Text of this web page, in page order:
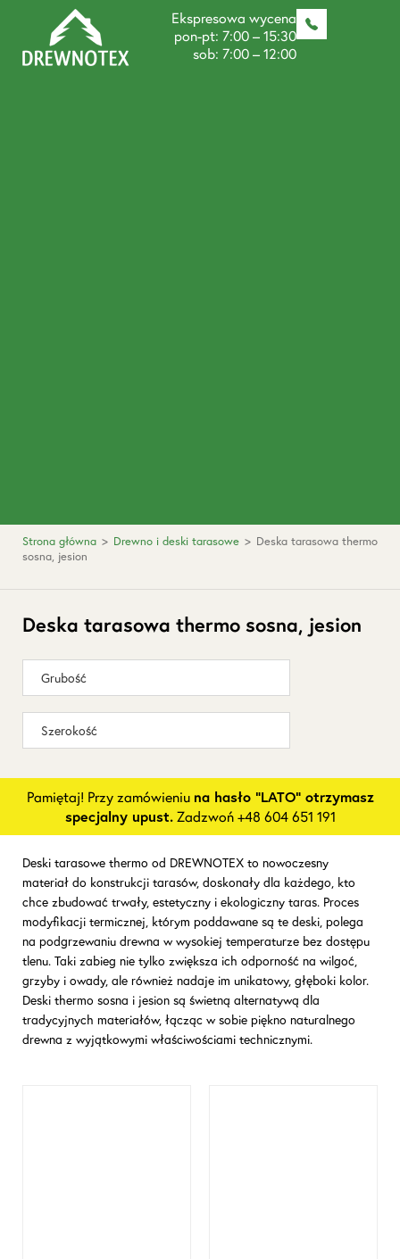
Ekspresowa wycena
pon-pt: 7:00 – 15:30
sob: 7:00 – 12:00
Strona główna > Drewno i deski tarasowe > Deska tarasowa thermo
sosna, jesion
Deska tarasowa thermo sosna, jesion
Grubość
Szerokość
Pamiętaj! Przy zamówieniu na hasło "LATO" otrzymasz
specjalny upust.Zadzwoń +48 604 651 191
Deski tarasowe thermo od DREWNOTEX to nowoczesny
materiał do konstrukcji tarasów, doskonały dla każdego, kto
chce zbudować trwały, estetyczny i ekologiczny taras. Proces
modyfikacji termicznej, którym poddawane są te deski, polega
na podgrzewaniu drewna w wysokiej temperaturze bez dostępu
tlenu. Taki zabieg nie tylko zwiększa ich odporność na wilgoć,
grzyby i owady, ale również nadaje im unikatowy, głęboki kolor.
Deski thermo sosna i jesion są świetną alternatywą dla
tradycyjnych materiałów, łącząc w sobie piękno naturalnego
drewna z wyjątkowymi właściwościami technicznymi.